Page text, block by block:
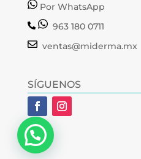
Por WhatsApp
963 180 0711
ventas@miderma.mx
SÍGUENOS